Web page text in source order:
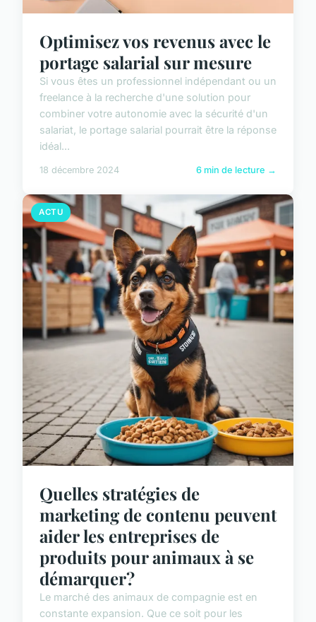
Optimisez vos revenus avec le
portage salarial sur mesure
Si vous êtes un professionnel indépendant ou un
freelance à la recherche d'une solution pour
combiner votre autonomie avec la sécurité d'un
salariat, le portage salarial pourrait être la réponse
idéal...
18 décembre 2024 6 min de lecture →
ACTU
Quelles stratégies de
marketing de contenu peuvent
aider les entreprises de
produits pour animaux à se
démarquer?
Le marché des animaux de compagnie est en
constante expansion. Que ce soit pour les